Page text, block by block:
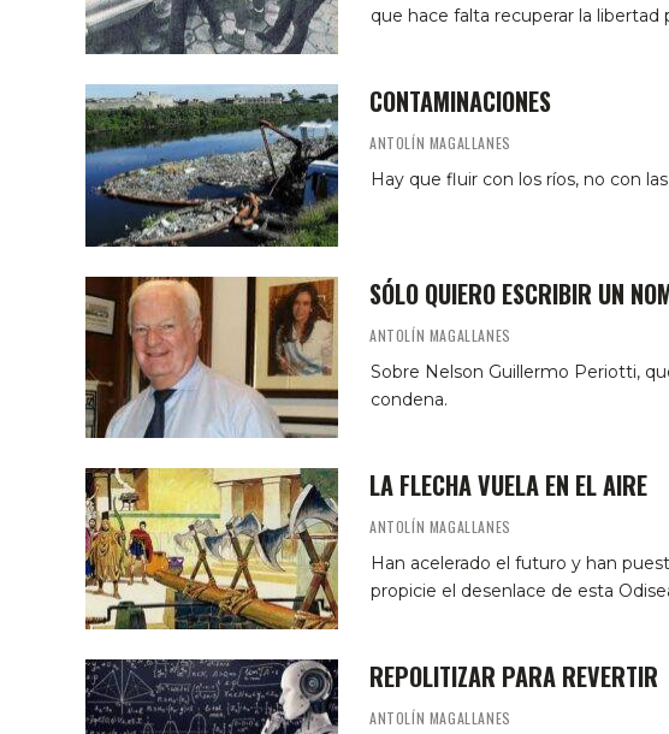
que hace falta recuperar la
CONTAMINACIONES
ANTOLÍN MAGALLANES
Hay que fluir con los ríos, no con
SÓLO QUIERO ESCRIBIR UN
ANTOLÍN MAGALLANES
Sobre Nelson Guillermo Periotti,
condena.
LA FLECHA VUELA EN EL AIRE
ANTOLÍN MAGALLANES
Han acelerado el futuro y han
propicie el desenlace de esta
REPOLITIZAR PARA REVERTIR
ANTOLÍN MAGALLANES